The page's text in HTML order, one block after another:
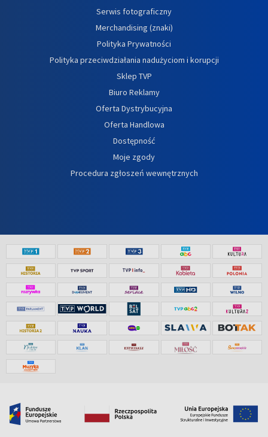
Serwis fotograficzny
Merchandising (znaki)
Polityka Prywatności
Polityka przeciwdziałania nadużyciom i korupcji
Sklep TVP
Biuro Reklamy
Oferta Dystrybucyjna
Oferta Handlowa
Dostępność
Moje zgody
Procedura zgłoszeń wewnętrznych